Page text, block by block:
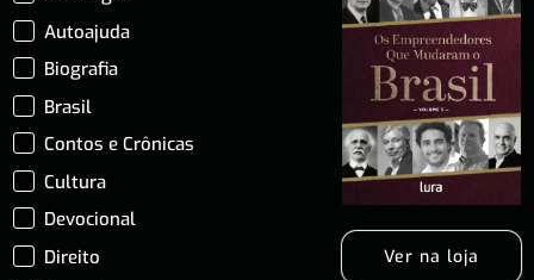
Autoajuda
Biografia
Brasil
Contos e Crônicas
Cultura
Devocional
Direito
Ver na loja